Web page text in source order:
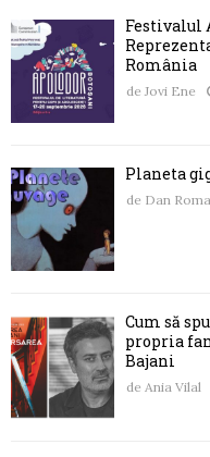
Festivalul
România
de Jovi Ene
Planeta
de Dan
Cum să
propria
Bajani
de Ania Vilal